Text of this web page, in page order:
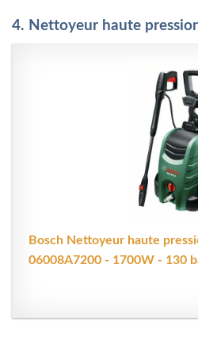
4. Nettoyeur haute
Bosch Nettoyeur haute
06008A7200 - 1700W - 130